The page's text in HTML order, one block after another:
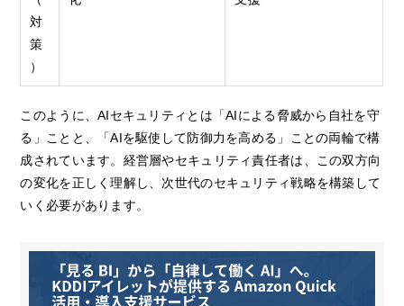
対
策
）
このように、AIセキュリティとは「AIによる脅威から自社を守
る」ことと、「AIを駆使して防御力を高める」ことの両輪で構
成されています。経営層やセキュリティ責任者は、この双方向
の変化を正しく理解し、次世代のセキュリティ戦略を構築して
いく必要があります。